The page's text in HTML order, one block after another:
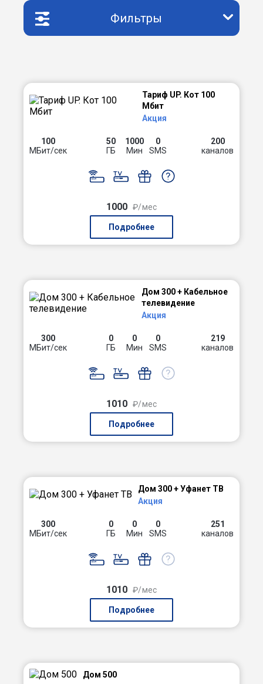
Фильтры
Тариф UP. Кот 100
Мбит
Акция
100
МБит/сек
50
ГБ
1000
Мин
0
SMS
200
каналов
1000 ₽/мес
Подробнее
Дом 300 + Кабельное
телевидение
Акция
300
МБит/сек
0
ГБ
0
Мин
0
SMS
219
каналов
1010 ₽/мес
Подробнее
Дом 300 + Уфанет ТВ
Акция
300
МБит/сек
0
ГБ
0
Мин
0
SMS
251
каналов
1010 ₽/мес
Подробнее
Дом 500